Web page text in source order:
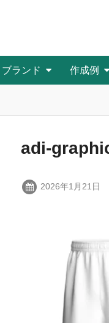
ブランド 作成例
adi-
2026年1月21日